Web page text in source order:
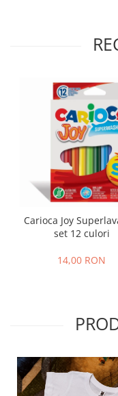
Carioca Joy
set 12 culori
14,00 RON